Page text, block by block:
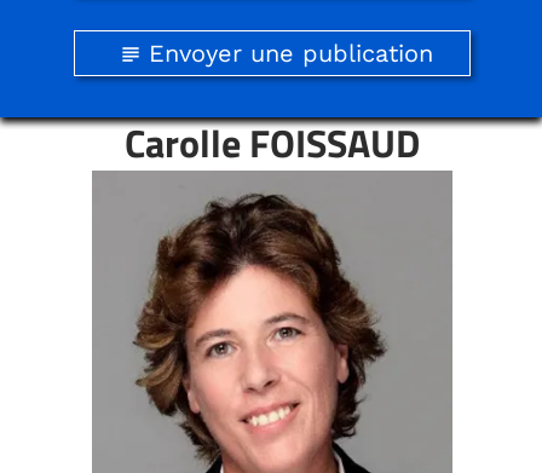
subject Envoyer une publication
Carolle FOISSAUD